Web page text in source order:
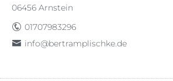
06456 Arnstein
01707983296
info@bertramplischke.de